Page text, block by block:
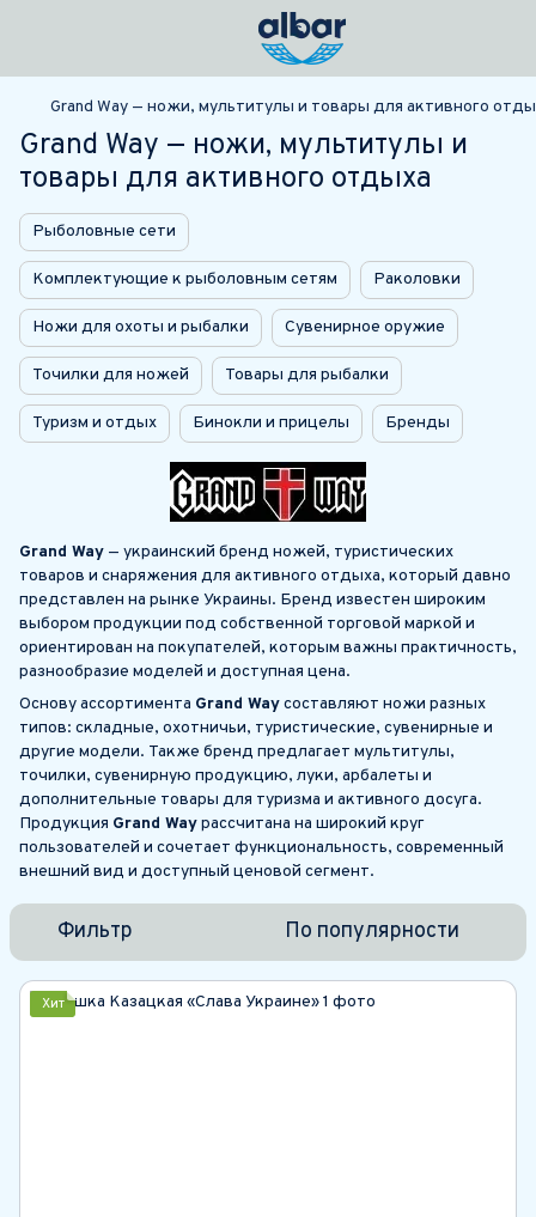
Grand Way — ножи, мультитулы и товары для активного
Grand Way — ножи, мультитулы и
товары для активного отдыха
Рыболовные сети
Комплектующие к рыболовным сетям Раколовки
Ножи для охоты и рыбалки Сувенирное оружие
Точилки для ножей Товары для рыбалки
Туризм и отдых Бинокли и прицелы Бренды
Grand Way — украинский бренд ножей, туристических
товаров и снаряжения для активного отдыха, который давно
представлен на рынке Украины. Бренд известен широким
выбором продукции под собственной торговой маркой и
ориентирован на покупателей, которым важны практичность,
разнообразие моделей и доступная цена.
Основу ассортимента Grand Wayсоставляют ножи разных
типов: складные, охотничьи, туристические, сувенирные и
другие модели. Также бренд предлагает мультитулы,
точилки, сувенирную продукцию, луки, арбалеты и
дополнительные товары для туризма и активного досуга.
Продукция Grand Wayрассчитана на широкий круг
пользователей и сочетает функциональность, современный
внешний вид и доступный ценовой сегмент.
Фильтр По популярности
Хит